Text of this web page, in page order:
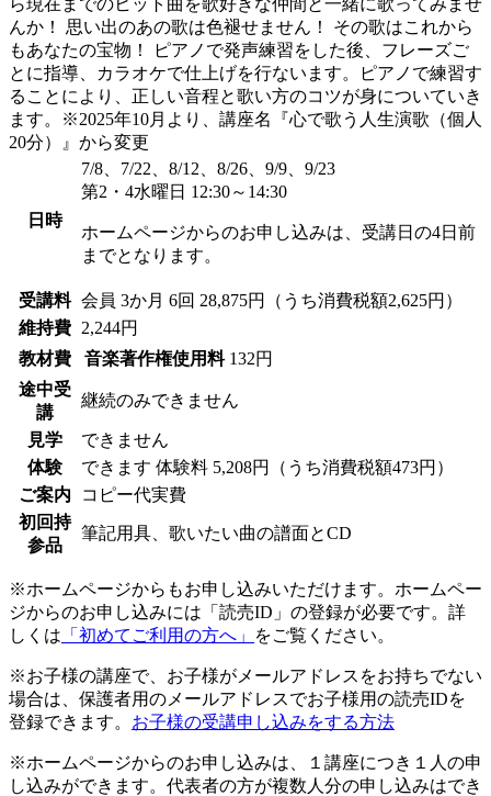
んか！ 思い出のあの歌は色褪せません！ その歌はこれから
もあなたの宝物！ ピアノで発声練習をした後、フレーズご
とに指導、カラオケで仕上げを行ないます。ピアノで練習す
ることにより、正しい音程と歌い方のコツが身についていき
ます。※2025年10月より、講座名『心で歌う人生演歌（個人
20分）』から変更
日時
7/8、7/22、8/12、8/26、9/9、9/23
第2・4水曜日 12:30～14:30
ホームページからのお申し込みは、受講日の4日前
までとなります。
受講料 会員 3か月 6回 28,875円（うち消費税額2,625円）
維持費
2,244円
教材費
音楽著作権使用料 132円
途中受
講
継続のみできません
見学
できません
体験
できます 体験料 5,208円（うち消費税額473円）
ご案内
コピー代実費
初回持
参品
筆記用具、歌いたい曲の譜面とCD
※ホームページからもお申し込みいただけます。ホームペー
ジからのお申し込みには「読売ID」の登録が必要です。詳
しくは 「初めてご利用の方へ」 をご覧ください。
※お子様の講座で、お子様がメールアドレスをお持ちでない
場合は、保護者用のメールアドレスでお子様用の読売IDを
登録できます。 お子様の受講申し込みをする方法
※ホームページからのお申し込みは、１講座につき１人の申
し込みができます。代表者の方が複数人分の申し込みはでき